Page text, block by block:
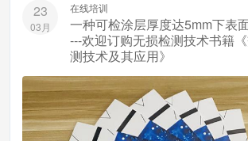
23
03月
在线培训
一种可检涂层厚度达5mm下表
---欢迎订购无损检测技术书籍
测技术及其应用》